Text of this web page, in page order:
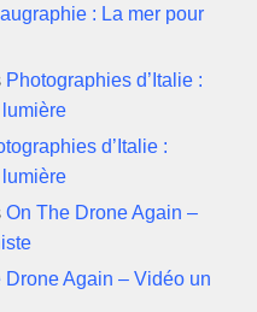
: La mer pour
Photographies d’Italie :
d’Italie :
On The Drone Again –
Drone Again – Vidéo un